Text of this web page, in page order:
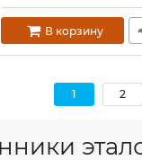
В корзину
1 2